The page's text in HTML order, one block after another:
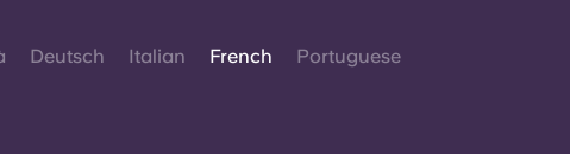
Deutsch Italian French Portuguese